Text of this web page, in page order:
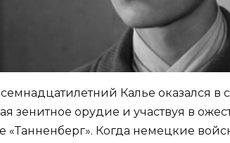
семнадцатилетний Калье оказался
зенитное орудие и участвуя в
Когда немецкие